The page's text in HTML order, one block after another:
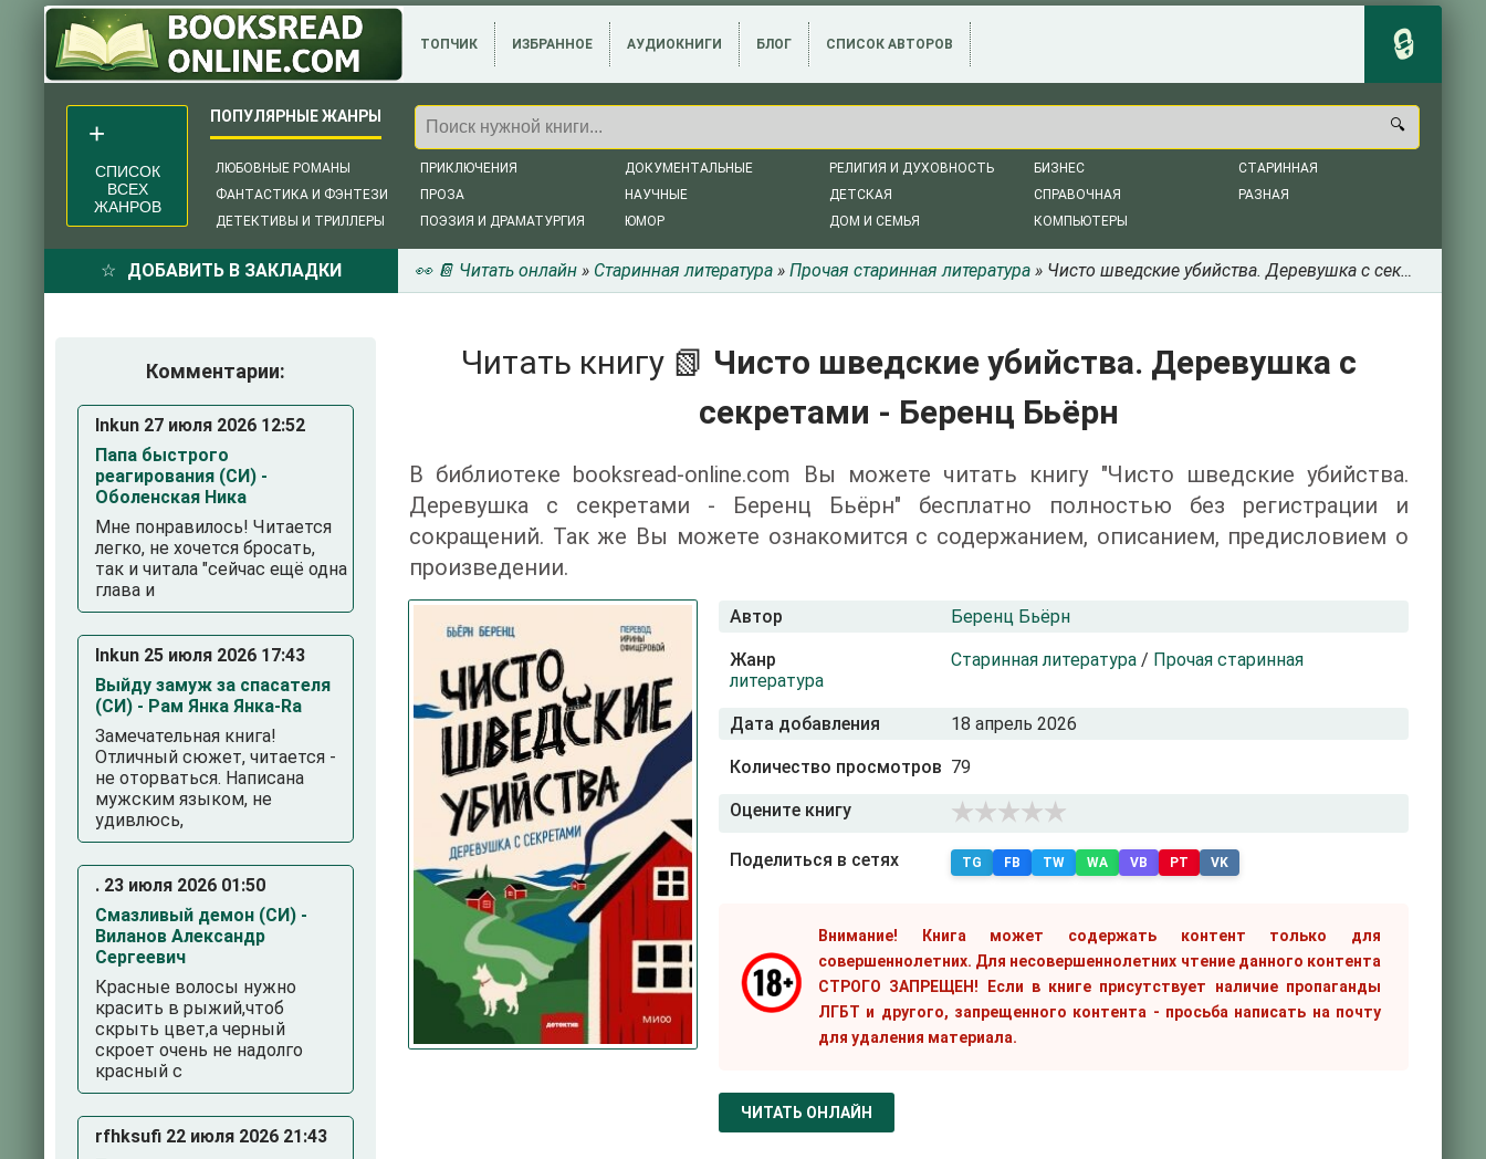
ТОПЧИК ИЗБРАННОЕ АУДИОКНИГИ БЛОГ СПИСОК АВТОРОВ
ЛЮБОВНЫЕ РОМАНЫ
ФАНТАСТИКА И ФЭНТЕЗИ
ДЕТЕКТИВЫ И ТРИЛЛЕРЫ
ПРИКЛЮЧЕНИЯ
ПРОЗА
ПОЭЗИЯ И ДРАМАТУРГИЯ
ДОКУМЕНТАЛЬНЫЕ
НАУЧНЫЕ
ЮМОР
РЕЛИГИЯ И ДУХОВНОСТЬ
ДЕТСКАЯ
ДОМ И СЕМЬЯ
БИЗНЕС
СПРАВОЧНАЯ
КОМПЬЮТЕРЫ
СТАРИННАЯ
РАЗНАЯ
СПИСОК
ВСЕХ
ЖАНРОВ
ДОБАВИТЬ В ЗАКЛАДКИ 👀 📔 Читать онлайн » Старинная литература » Прочая старинная литература » Чисто шведские убийства. Деревушка с секретами - Беренц Бьёрн
Читать книгу 📗 Чисто шведские убийства. Деревушка с
секретами - Беренц Бьёрн
В библиотеке booksread-online.com Вы можете читать книгу "Чисто шведские убийства.
Деревушка с секретами - Беренц Бьёрн" бесплатно полностью без регистрации и
сокращений. Так же Вы можете ознакомится с содержанием, описанием, предисловием о
произведении.
Автор Беренц Бьёрн
Жанр Старинная литература / Прочая старинная
литература
Дата добавления 18 апрель 2026
Количество просмотров 79
Оцените книгу
Поделиться в сетях TG FB TW WA VB PT VK
Внимание! Книга может содержать контент только для
совершеннолетних. Для несовершеннолетних чтение данного контента
СТРОГО ЗАПРЕЩЕН! Если в книге присутствует наличие пропаганды
ЛГБТ и другого, запрещенного контента - просьба написать на почту
для удаления материала.
ЧИТАТЬ ОНЛАЙН
Комментарии:
Inkun 27 июля 2026 12:52
Папа быстрого
реагирования (СИ) -
Оболенская Ника
Мне понравилось! Читается
легко, не хочется бросать,
так и читала "сейчас ещё одна
глава и
Inkun 25 июля 2026 17:43
Выйду замуж за спасателя
(СИ) - Рам Янка Янка-Ra
Замечательная книга!
Отличный сюжет, читается -
не оторваться. Написана
мужским языком, не
удивлюсь,
. 23 июля 2026 01:50
Смазливый демон (СИ) -
Виланов Александр
Сергеевич
Красные волосы нужно
красить в рыжий,чтоб
скрыть цвет,а черный
скроет очень не надолго
красный с
rfhksufi 22 июля 2026 21:43